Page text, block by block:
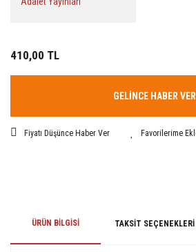
410,00 TL
GELİNCE HABER VER
Fiyatı Düşünce Haber Ver
ÜRÜN BILGISI TAKSIT SEÇENEKLERI